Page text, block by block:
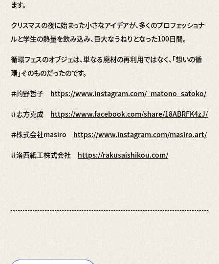
ます。
クリスマスの夜に始まった小さなアイデアが、多くのプロフェッショナ
ルと学生の熱量を飲み込み、巨大なうねりとなった100日間。
循環フェスのオブジェは、単なる廃材の再利用ではなく、「想いの循
環」そのものだったのです。
＃的野哲子 https://www.instagram.com/_matono_satoko/
＃志方克成 https://www.facebook.com/share/18ABRFK4zJ/
＃株式会社masiro https://www.instagram.com/masiro.art/
＃洛西紙工株式会社 https://rakusaishikou.com/